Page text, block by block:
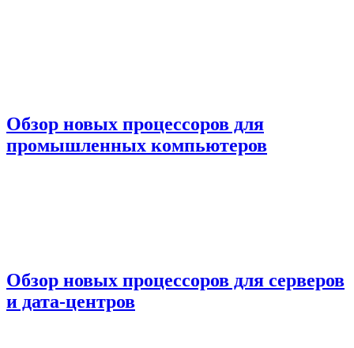
Обзор новых процессоров для
промышленных компьютеров
Обзор новых процессоров для серверов
и дата-центров